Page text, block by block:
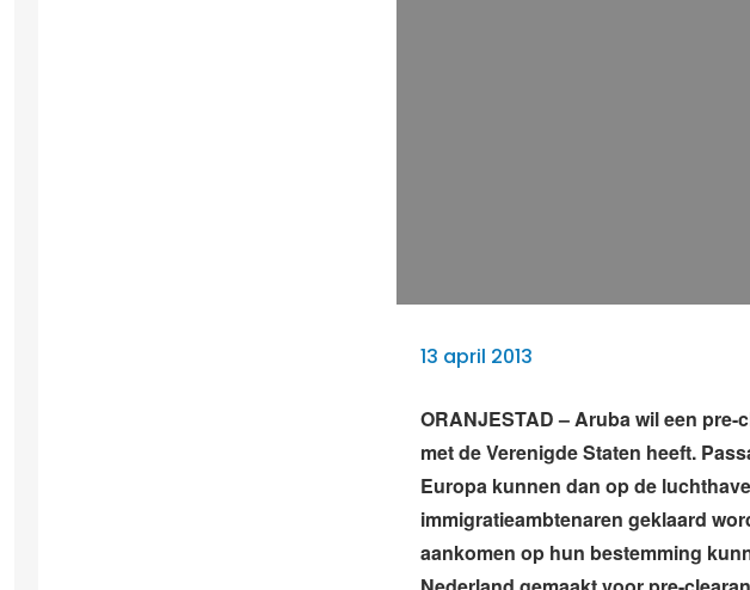
13 april 2013
ORANJESTAD – Aruba wil een
met de Verenigde Staten heeft.
Europa kunnen dan op de
immigratieambtenaren geklaard
aankomen op hun bestemming